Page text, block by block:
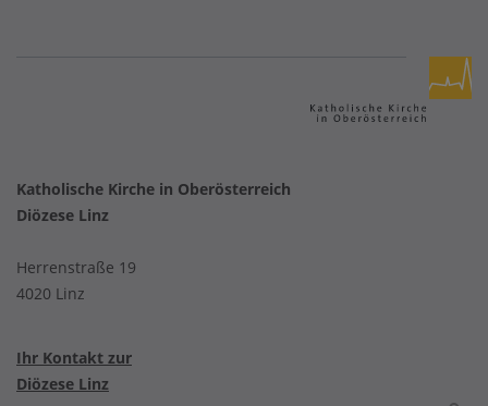
Katholische Kirche in Oberösterreich
Diözese Linz
Herrenstraße 19
4020 Linz
Ihr Kontakt zur
Diözese Linz